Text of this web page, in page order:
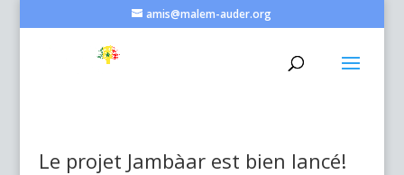
amis@malem-auder.org
Le projet Jambàar est bien lancé!